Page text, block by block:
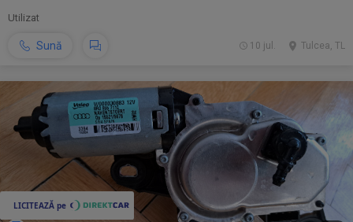
Utilizat
Sună Tulcea, TL
10 jul.